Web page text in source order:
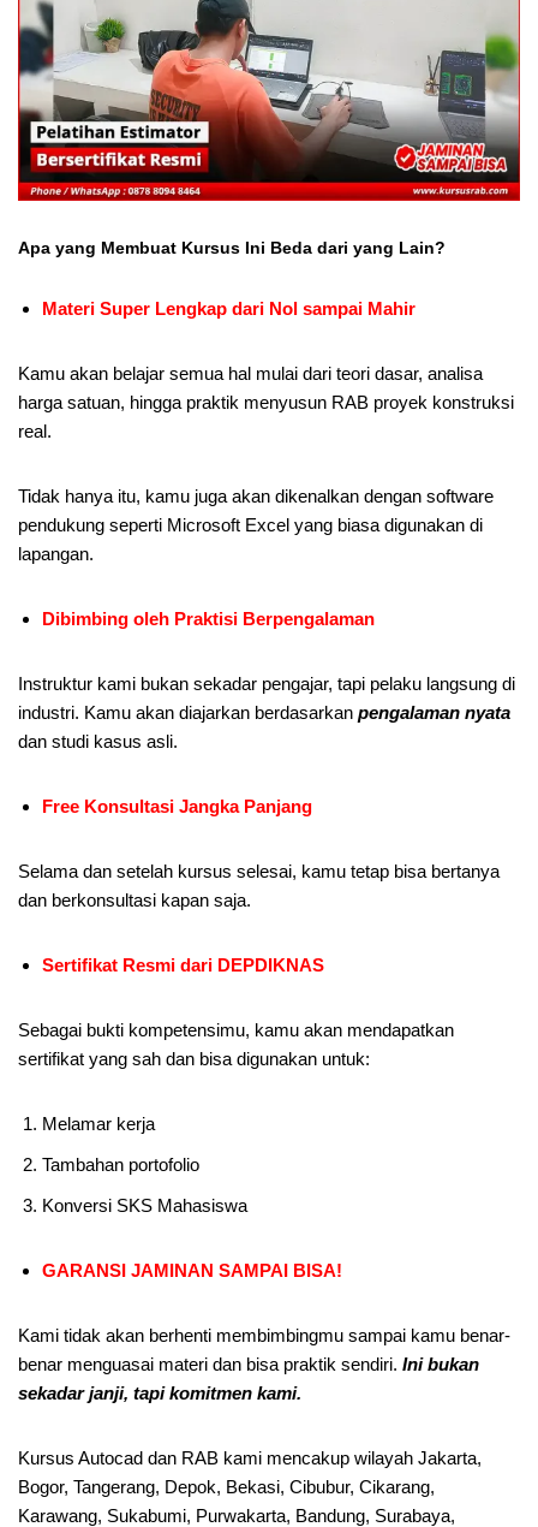
Apa yang Membuat Kursus Ini Beda dari yang Lain?
Materi Super Lengkap dari Nol sampai Mahir
Kamu akan belajar semua hal mulai dari teori dasar, analisa
harga satuan, hingga praktik menyusun RAB proyek konstruksi
real.
Tidak hanya itu, kamu juga akan dikenalkan dengan software
pendukung seperti Microsoft Excel yang biasa digunakan di
lapangan.
Dibimbing oleh Praktisi Berpengalaman
Instruktur kami bukan sekadar pengajar, tapi pelaku langsung di
industri. Kamu akan diajarkan berdasarkan pengalaman nyata
dan studi kasus asli.
Free Konsultasi Jangka Panjang
Selama dan setelah kursus selesai, kamu tetap bisa bertanya
dan berkonsultasi kapan saja.
Sertifikat Resmi dari DEPDIKNAS
Sebagai bukti kompetensimu, kamu akan mendapatkan
sertifikat yang sah dan bisa digunakan untuk:
Melamar kerja
Tambahan portofolio
Konversi SKS Mahasiswa
GARANSI JAMINAN SAMPAI BISA!
Kami tidak akan berhenti membimbingmu sampai kamu benar-
benar menguasai materi dan bisa praktik sendiri. Ini bukan
sekadar janji, tapi komitmen kami.
Kursus Autocad dan RAB kami mencakup wilayah Jakarta,
Bogor, Tangerang, Depok, Bekasi, Cibubur, Cikarang,
Karawang, Sukabumi, Purwakarta, Bandung, Surabaya,